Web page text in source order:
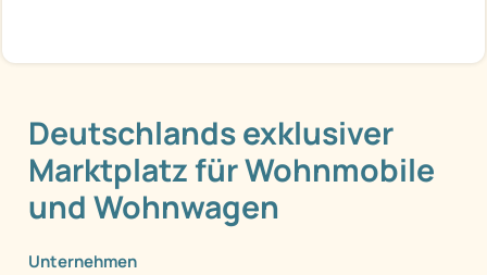
Deutschlands exklusiver
Marktplatz für Wohnmobile
und Wohnwagen
Unternehmen